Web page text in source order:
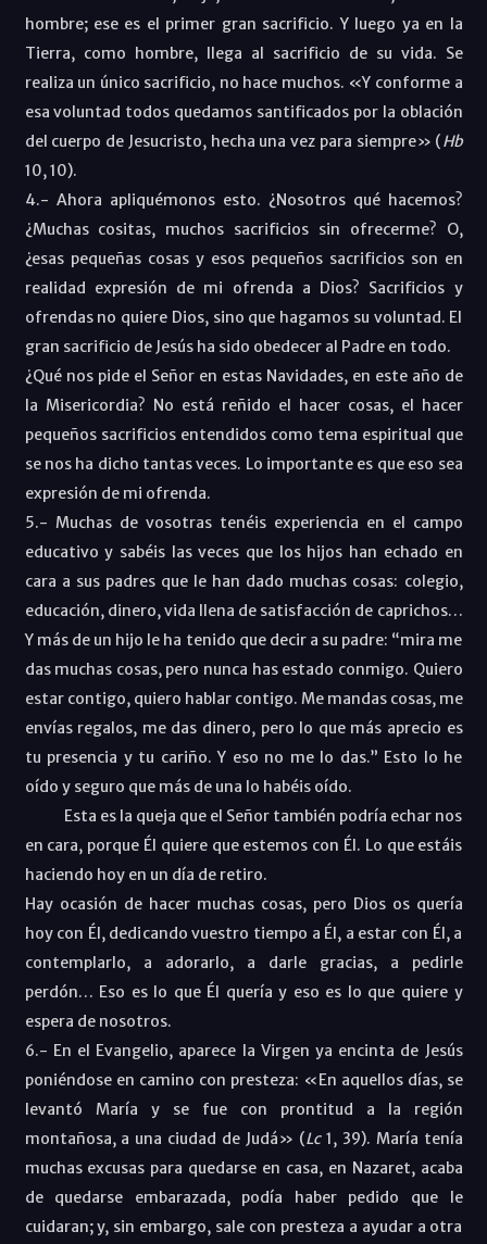
hombre; ese es el primer gran sacrificio. Y luego ya en la
Tierra, como hombre, llega al sacrificio de su vida. Se
realiza un único sacrificio, no hace muchos. «Y conforme a
esa voluntad todos quedamos santificados por la oblación
del cuerpo de Jesucristo, hecha una vez para siempre» (Hb
10, 10).
4.- Ahora apliquémonos esto. ¿Nosotros qué hacemos?
¿Muchas cositas, muchos sacrificios sin ofrecerme? O,
¿esas pequeñas cosas y esos pequeños sacrificios son en
realidad expresión de mi ofrenda a Dios? Sacrificios y
ofrendas no quiere Dios, sino que hagamos su voluntad. El
gran sacrificio de Jesús ha sido obedecer al Padre en todo.
¿Qué nos pide el Señor en estas Navidades, en este año de
la Misericordia? No está reñido el hacer cosas, el hacer
pequeños sacrificios entendidos como tema espiritual que
se nos ha dicho tantas veces. Lo importante es que eso sea
expresión de mi ofrenda.
5.- Muchas de vosotras tenéis experiencia en el campo
educativo y sabéis las veces que los hijos han echado en
cara a sus padres que le han dado muchas cosas: colegio,
educación, dinero, vida llena de satisfacción de caprichos…
Y más de un hijo le ha tenido que decir a su padre: “mira me
das muchas cosas, pero nunca has estado conmigo. Quiero
estar contigo, quiero hablar contigo. Me mandas cosas, me
envías regalos, me das dinero, pero lo que más aprecio es
tu presencia y tu cariño. Y eso no me lo das.” Esto lo he
oído y seguro que más de una lo habéis oído.
Esta es la queja que el Señor también podría echar nos
en cara, porque Él quiere que estemos con Él. Lo que estáis
haciendo hoy en un día de retiro.
Hay ocasión de hacer muchas cosas, pero Dios os quería
hoy con Él, dedicando vuestro tiempo a Él, a estar con Él, a
contemplarlo, a adorarlo, a darle gracias, a pedirle
perdón… Eso es lo que Él quería y eso es lo que quiere y
espera de nosotros.
6.- En el Evangelio, aparece la Virgen ya encinta de Jesús
poniéndose en camino con presteza: «En aquellos días, se
levantó María y se fue con prontitud a la región
montañosa, a una ciudad de Judá» (Lc1, 39). María tenía
muchas excusas para quedarse en casa, en Nazaret, acaba
de quedarse embarazada, podía haber pedido que le
cuidaran; y, sin embargo, sale con presteza a ayudar a otra